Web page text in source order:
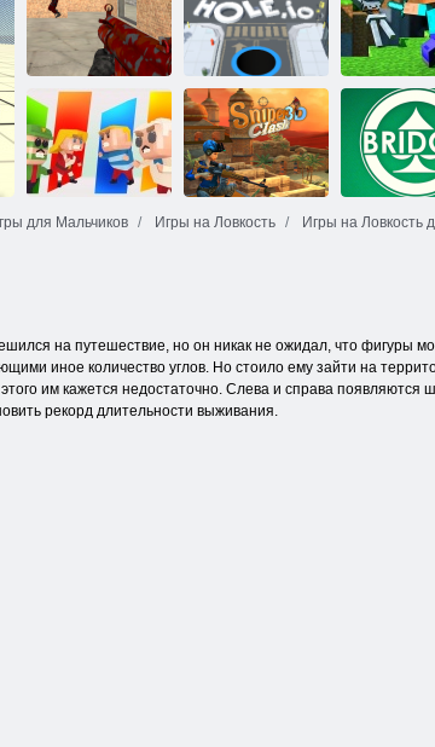
Замаскированная
сила
Такси в
Пиксел-роуд
война
Сумасшедшие
стрелялки
Чёрная дыра Блочный
для Мальчиков Игры на Ловкость Игры на Ловкость
на путешествие, но он никак не ожидал, что фигуры
иное количество углов. Но стоило ему зайти на
им кажется недостаточно. Слева и справа
рекорд длительности выживания.